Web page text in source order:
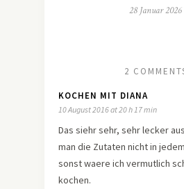
28 Januar 2026
2
KOCHEN MIT DIANA
10 August 2016 at 20 h 17 min
Das siehr sehr, sehr lecker
man die Zutaten nicht in
sonst waere ich vermutlich
kochen.